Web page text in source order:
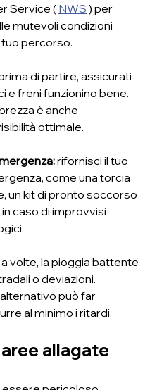
Service ( NWS ) per
mutevoli condizioni
percorso.
di partire, assicurati
e freni funzionino bene.
è anche
ottimale.
rifornisci il tuo
come una torcia
un kit di pronto soccorso
caso di improvvisi
a volte, la pioggia battente
o deviazioni.
può far
al minimo i ritardi.
allagate